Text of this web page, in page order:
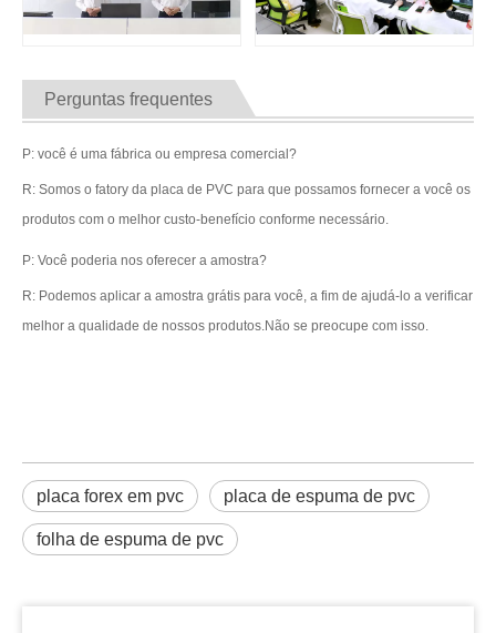
Perguntas frequentes
P: você é uma fábrica ou empresa comercial?
R: Somos o fatory da placa de PVC para que possamos fornecer a você os
produtos com o melhor custo-benefício conforme necessário.
P: Você poderia nos oferecer a amostra?
R: Podemos aplicar a amostra grátis para você, a fim de ajudá-lo a verificar
melhor a qualidade de nossos produtos.Não se preocupe com isso.
placa forex em pvc placa de espuma de pvc
folha de espuma de pvc